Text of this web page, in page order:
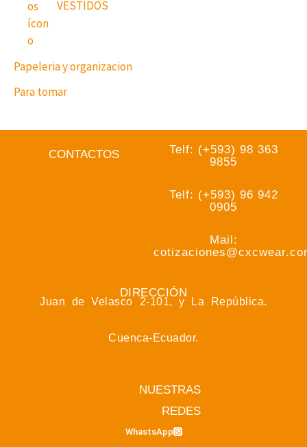
VESTIDOS
Papeleria y organizacion
Para tomar
CONTACTOS
Telf: (+593) 98 363
9855
Telf: (+593) 96 942
0905
Mail:
DIRECCIÓN
Juan de Velasco 2-101, y La República.
Cuenca-Ecuador.
NUESTRAS
REDES
WhastsApp